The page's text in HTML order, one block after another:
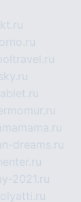
dreams.ru
2021.ru